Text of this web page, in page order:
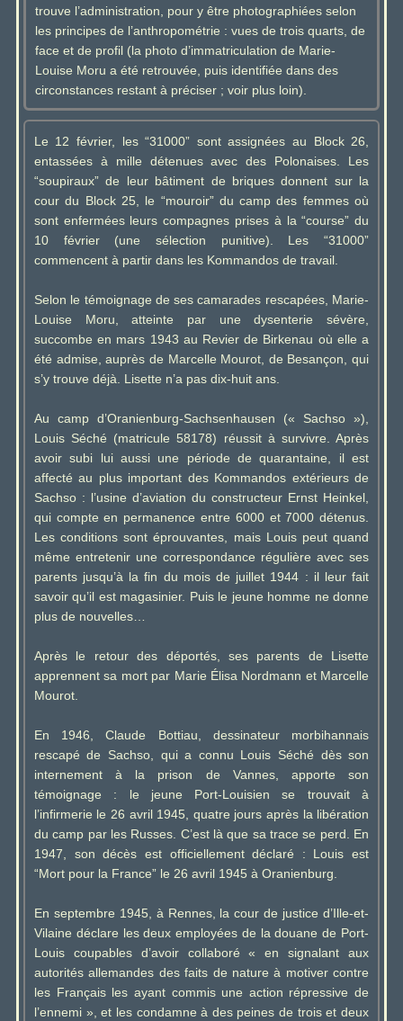
trouve l’administration, pour y être photographiées selon
les principes de l’anthropométrie : vues de trois quarts, de
face et de profil (la photo d’immatriculation de Marie-
Louise Moru a été retrouvée, puis identifiée dans des
circonstances restant à préciser ; voir plus loin).
Le 12 février, les “31000” sont assignées au Block 26,
entassées à mille détenues avec des Polonaises. Les
“soupiraux” de leur bâtiment de briques donnent sur la
cour du Block 25, le “mouroir” du camp des femmes où
sont enfermées leurs compagnes prises à la “course” du
10 février (une sélection punitive). Les “31000”
commencent à partir dans les Kommandos de travail.
Selon le témoignage de ses camarades rescapées, Marie-
Louise Moru, atteinte par une dysenterie sévère,
succombe en mars 1943 au Revier de Birkenau où elle a
été admise, auprès de Marcelle Mourot, de Besançon, qui
s’y trouve déjà. Lisette n’a pas dix-huit ans.
Au camp d’Oranienburg-Sachsenhausen (« Sachso »),
Louis Séché (matricule 58178) réussit à survivre. Après
avoir subi lui aussi une période de quarantaine, il est
affecté au plus important des Kommandos extérieurs de
Sachso : l’usine d’aviation du constructeur Ernst Heinkel,
qui compte en permanence entre 6000 et 7000 détenus.
Les conditions sont éprouvantes, mais Louis peut quand
même entretenir une correspondance régulière avec ses
parents jusqu’à la fin du mois de juillet 1944 : il leur fait
savoir qu’il est magasinier. Puis le jeune homme ne donne
plus de nouvelles…
Après le retour des déportés, ses parents de Lisette
apprennent sa mort par Marie Élisa Nordmann et Marcelle
Mourot.
En 1946, Claude Bottiau, dessinateur morbihannais
rescapé de Sachso, qui a connu Louis Séché dès son
internement à la prison de Vannes, apporte son
témoignage : le jeune Port-Louisien se trouvait à
l’infirmerie le 26 avril 1945, quatre jours après la libération
du camp par les Russes. C’est là que sa trace se perd. En
1947, son décès est officiellement déclaré : Louis est
“Mort pour la France” le 26 avril 1945 à Oranienburg.
En septembre 1945, à Rennes, la cour de justice d’Ille-et-
Vilaine déclare les deux employées de la douane de Port-
Louis coupables d’avoir collaboré « en signalant aux
autorités allemandes des faits de nature à motiver contre
les Français les ayant commis une action répressive de
l’ennemi », et les condamne à des peines de trois et deux